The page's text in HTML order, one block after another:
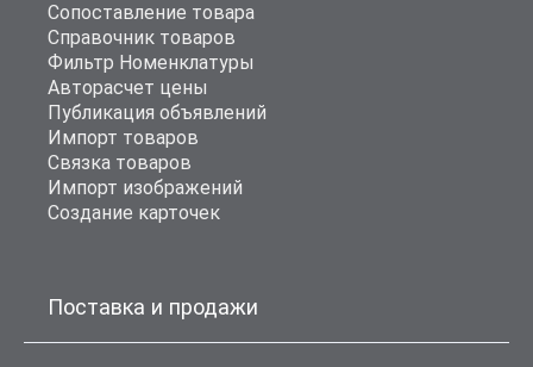
Сопоставление товара
Справочник товаров
Фильтр Номенклатуры
Авторасчет цены
Публикация объявлений
Импорт товаров
Связка товаров
Импорт изображений
Создание карточек
Поставка и продажи